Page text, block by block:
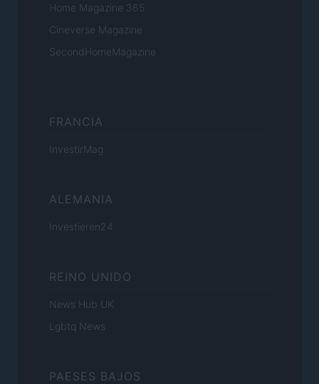
Home Magazine 365
Cineverse Magazine
SecondHomeMagazine
FRANCIA
InvestirMag
ALEMANIA
Investieren24
REINO UNIDO
News Hub UK
Lgbtq News
PAESES BAJOS